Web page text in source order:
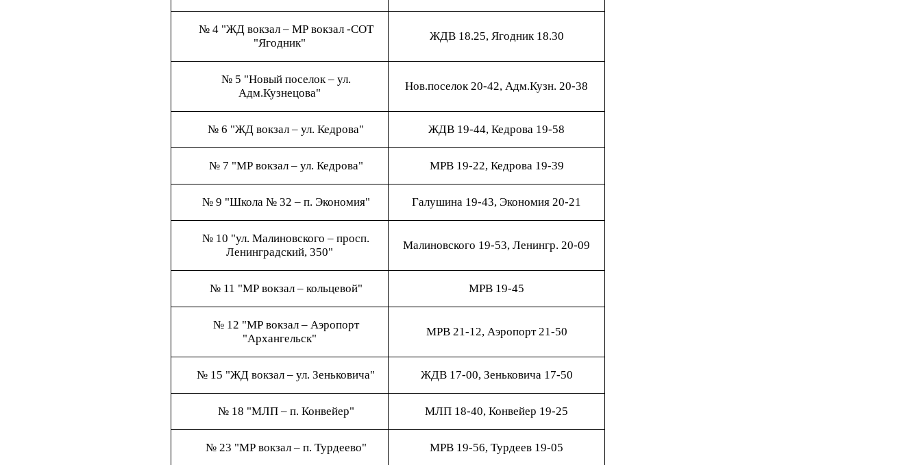
№ 4 "ЖД вокзал – МР вокзал -СОТ
"Ягодник"
ЖДВ 18.25, Ягодник 18.30
№ 5 "Новый поселок – ул.
Адм.Кузнецова"
Нов.поселок 20-42, Адм.Кузн. 20-38
№ 6 "ЖД вокзал – ул. Кедрова" ЖДВ 19-44, Кедрова 19-58
№ 7 "МР вокзал – ул. Кедрова" МРВ 19-22, Кедрова 19-39
№ 9 "Школа № 32 – п. Экономия" Галушина 19-43, Экономия 20-21
№ 10 "ул. Малиновского – просп.
Ленинградский, 350"
Малиновского 19-53, Ленингр. 20-09
№ 11 "МР вокзал – кольцевой" МРВ 19-45
№ 12 "МР вокзал – Аэропорт
"Архангельск"
МРВ 21-12, Аэропорт 21-50
№ 15 "ЖД вокзал – ул. Зеньковича" ЖДВ 17-00, Зеньковича 17-50
№ 18 "МЛП – п. Конвейер" МЛП 18-40, Конвейер 19-25
№ 23 "МР вокзал – п. Турдеево" МРВ 19-56, Турдеев 19-05